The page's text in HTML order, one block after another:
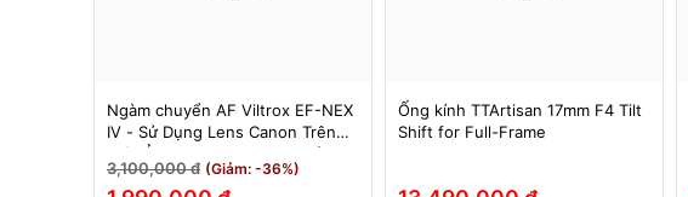
Ngàm chuyển AF Viltrox EF-NEX
IV - Sử Dụng Lens Canon Trên
Máy Ảnh Sony E-Mount - Bảo
Hành 12 Tháng.
3,100,000 đ (Giảm: -36%)
Ống kính TTArtisan 17mm F4 Tilt
Shift for Full-Frame